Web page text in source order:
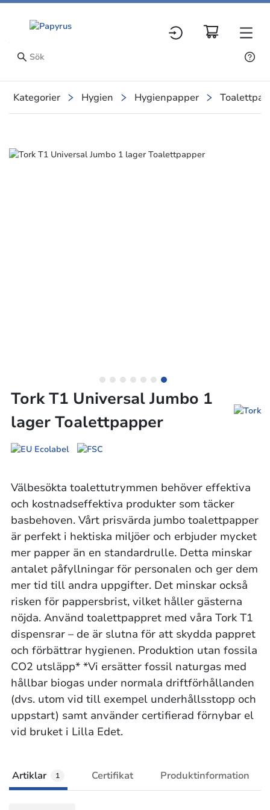
Kategorier Hygien Hygienpapper
Slide 7 of 7
Tork T1 Universal Jumbo 1
lager Toalettpapper
Välbesökta toalettutrymmen behöver effektiva
och kostnadseffektiva produkter som täcker
basbehoven. Vårt prisvärda jumbo toalettpapper
är perfekt i hektiska miljöer och erbjuder mycket
mer papper än en standardrulle. Detta minskar
antalet påfyllningar för personalen och ger dem
mer tid till andra uppgifter. Det minskar också
risken för pappersbrist, vilket håller gästerna
nöjda. Använd toalettpappret med våra Tork T1
dispensrar – de är slutna för att skydda pappret
och förbättrar hygienen. Produktion utan fossila
CO2 utsläpp* *Vi ersätter fossil naturgas med
hållbar biogas under normala driftförhållanden
(dvs. utom vid till exempel underhållsstopp och
uppstart) samt använder certifierad förnybar el
vid bruket i Lilla Edet.
Artiklar 1 Certifikat Produktinformation